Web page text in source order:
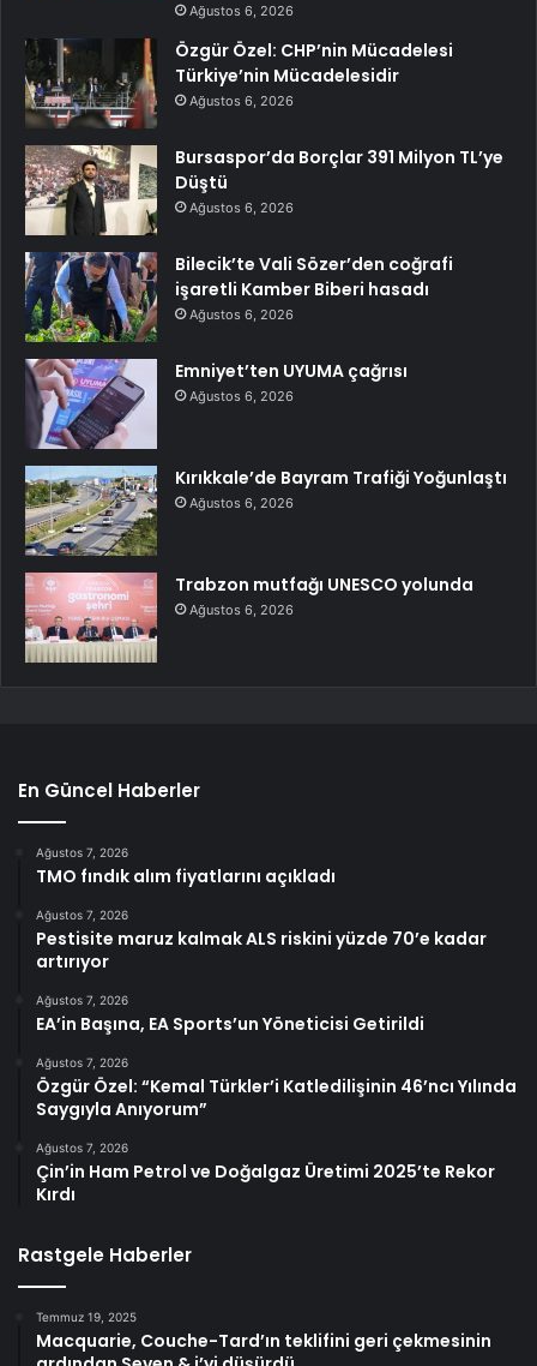
Ağustos 6, 2026
Özgür Özel: CHP’nin Mücadelesi
Türkiye’nin Mücadelesidir
Ağustos 6, 2026
Bursaspor’da Borçlar 391 Milyon TL’ye
Düştü
Ağustos 6, 2026
Bilecik’te Vali Sözer’den coğrafi
işaretli Kamber Biberi hasadı
Ağustos 6, 2026
Emniyet’ten UYUMA çağrısı
Ağustos 6, 2026
Kırıkkale’de Bayram Trafiği Yoğunlaştı
Ağustos 6, 2026
Trabzon mutfağı UNESCO yolunda
Ağustos 6, 2026
En Güncel Haberler
Ağustos 7, 2026
TMO fındık alım fiyatlarını açıkladı
Ağustos 7, 2026
Pestisite maruz kalmak ALS riskini yüzde 70’e kadar
artırıyor
Ağustos 7, 2026
EA’in Başına, EA Sports’un Yöneticisi Getirildi
Ağustos 7, 2026
Özgür Özel: “Kemal Türkler’i Katledilişinin 46’ncı Yılında
Saygıyla Anıyorum”
Ağustos 7, 2026
Çin’in Ham Petrol ve Doğalgaz Üretimi 2025’te Rekor
Kırdı
Rastgele Haberler
Temmuz 19, 2025
Macquarie, Couche-Tard’ın teklifini geri çekmesinin